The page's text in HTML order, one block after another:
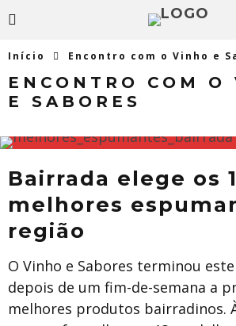
Início Encontro com o Vinho e
ENCONTRO COM O
E SABORES
​Bairrada elege os
melhores
região
O Vinho e Sabores terminou
depois de um fim-de-semana a
melhores produtos bairradinos.